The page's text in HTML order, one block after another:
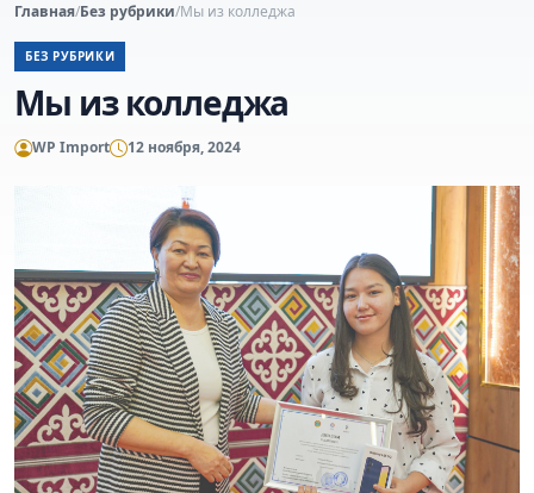
Главная/Без рубрики/Мы из колледжа
БЕЗ РУБРИКИ
Мы из колледжа
WP Import 12 ноября, 2024